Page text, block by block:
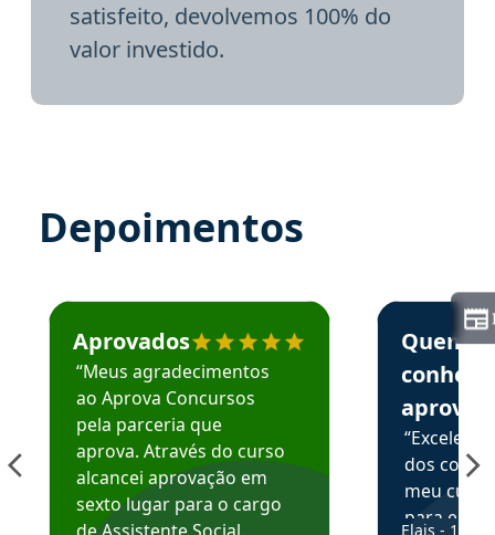
satisfeito, devolvemos 100% do
valor investido.
Depoimentos
Estudante José recomenda o Aprova Concursos em
Aprovados
“Meus agradecimentos
ao Aprova Concursos
pela parceria que
aprova. Através do curso
alcancei aprovação em
sexto lugar para o cargo
Estudante
Quem
aprova
dos
meu
para
Elais - 15/